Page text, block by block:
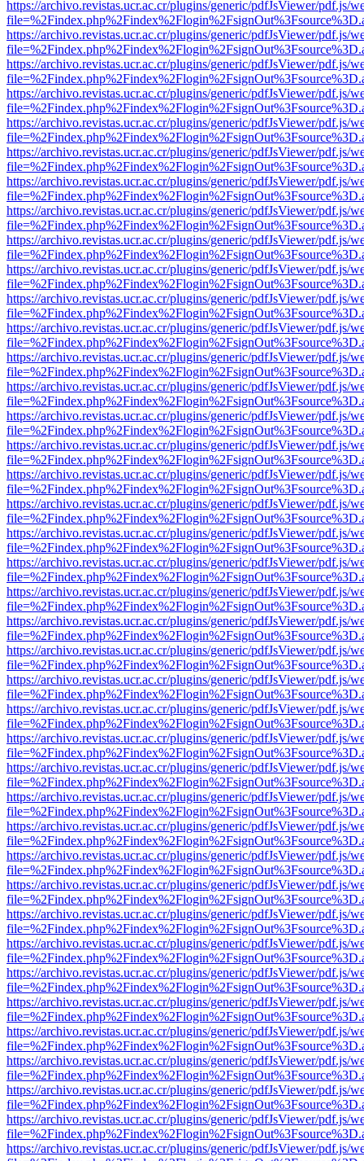
https://archivo.revistas.ucr.ac.cr/plugins/generic/pdfJsViewer/pdf.js/
https://archivo.revistas.ucr.ac.cr/plugins/generic/pdfJsViewer/pdf.js/
https://archivo.revistas.ucr.ac.cr/plugins/generic/pdfJsViewer/pdf.js/
https://archivo.revistas.ucr.ac.cr/plugins/generic/pdfJsViewer/pdf.js/
https://archivo.revistas.ucr.ac.cr/plugins/generic/pdfJsViewer/pdf.js/
https://archivo.revistas.ucr.ac.cr/plugins/generic/pdfJsViewer/pdf.js/
https://archivo.revistas.ucr.ac.cr/plugins/generic/pdfJsViewer/pdf.js/
https://archivo.revistas.ucr.ac.cr/plugins/generic/pdfJsViewer/pdf.js/
https://archivo.revistas.ucr.ac.cr/plugins/generic/pdfJsViewer/pdf.js/
https://archivo.revistas.ucr.ac.cr/plugins/generic/pdfJsViewer/pdf.js/
https://archivo.revistas.ucr.ac.cr/plugins/generic/pdfJsViewer/pdf.js/
https://archivo.revistas.ucr.ac.cr/plugins/generic/pdfJsViewer/pdf.js/
https://archivo.revistas.ucr.ac.cr/plugins/generic/pdfJsViewer/pdf.js/
https://archivo.revistas.ucr.ac.cr/plugins/generic/pdfJsViewer/pdf.js/
https://archivo.revistas.ucr.ac.cr/plugins/generic/pdfJsViewer/pdf.js/
https://archivo.revistas.ucr.ac.cr/plugins/generic/pdfJsViewer/pdf.js/
https://archivo.revistas.ucr.ac.cr/plugins/generic/pdfJsViewer/pdf.js/
https://archivo.revistas.ucr.ac.cr/plugins/generic/pdfJsViewer/pdf.js/
https://archivo.revistas.ucr.ac.cr/plugins/generic/pdfJsViewer/pdf.js/
https://archivo.revistas.ucr.ac.cr/plugins/generic/pdfJsViewer/pdf.js/
https://archivo.revistas.ucr.ac.cr/plugins/generic/pdfJsViewer/pdf.js/
https://archivo.revistas.ucr.ac.cr/plugins/generic/pdfJsViewer/pdf.js/
https://archivo.revistas.ucr.ac.cr/plugins/generic/pdfJsViewer/pdf.js/
https://archivo.revistas.ucr.ac.cr/plugins/generic/pdfJsViewer/pdf.js/
https://archivo.revistas.ucr.ac.cr/plugins/generic/pdfJsViewer/pdf.js/
https://archivo.revistas.ucr.ac.cr/plugins/generic/pdfJsViewer/pdf.js/
https://archivo.revistas.ucr.ac.cr/plugins/generic/pdfJsViewer/pdf.js/
https://archivo.revistas.ucr.ac.cr/plugins/generic/pdfJsViewer/pdf.js/
https://archivo.revistas.ucr.ac.cr/plugins/generic/pdfJsViewer/pdf.js/
https://archivo.revistas.ucr.ac.cr/plugins/generic/pdfJsViewer/pdf.js/
https://archivo.revistas.ucr.ac.cr/plugins/generic/pdfJsViewer/pdf.js/
https://archivo.revistas.ucr.ac.cr/plugins/generic/pdfJsViewer/pdf.js/
https://archivo.revistas.ucr.ac.cr/plugins/generic/pdfJsViewer/pdf.js/
https://archivo.revistas.ucr.ac.cr/plugins/generic/pdfJsViewer/pdf.js/
https://archivo.revistas.ucr.ac.cr/plugins/generic/pdfJsViewer/pdf.js/
https://archivo.revistas.ucr.ac.cr/plugins/generic/pdfJsViewer/pdf.js/
https://archivo.revistas.ucr.ac.cr/plugins/generic/pdfJsViewer/pdf.js/
https://archivo.revistas.ucr.ac.cr/plugins/generic/pdfJsViewer/pdf.js/
https://archivo.revistas.ucr.ac.cr/plugins/generic/pdfJsViewer/pdf.js/
https://archivo.revistas.ucr.ac.cr/plugins/generic/pdfJsViewer/pdf.js/